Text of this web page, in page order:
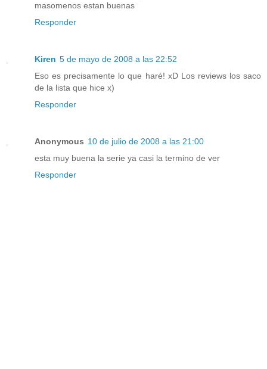
masomenos estan buenas
Responder
Kiren 5 de mayo de 2008 a las 22:52
Eso es precisamente lo que haré! xD Los reviews los saco
de la lista que hice x)
Responder
Anonymous 10 de julio de 2008 a las 21:00
esta muy buena la serie ya casi la termino de ver
Responder